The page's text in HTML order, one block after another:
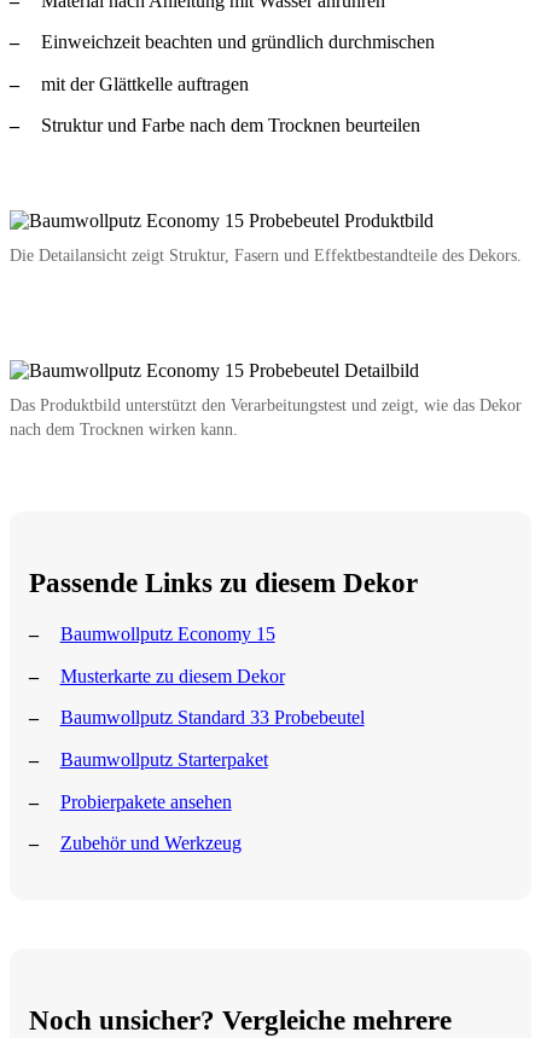
Einweichzeit beachten und gründlich durchmischen
mit der Glättkelle auftragen
Struktur und Farbe nach dem Trocknen beurteilen
Die Detailansicht zeigt Struktur, Fasern und Effektbestandteile des Dekors.
Das Produktbild unterstützt den Verarbeitungstest und zeigt, wie das Dekor
nach dem Trocknen wirken kann.
Passende Links zu diesem Dekor
Baumwollputz Economy 15
Musterkarte zu diesem Dekor
Baumwollputz Standard 33 Probebeutel
Baumwollputz Starterpaket
Probierpakete ansehen
Zubehör und Werkzeug
Noch unsicher? Vergleiche mehrere